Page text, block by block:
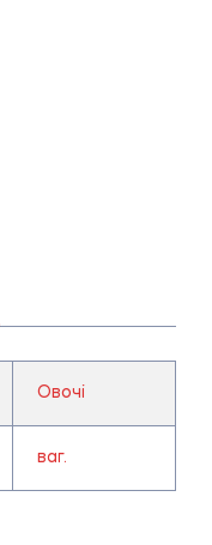
Овочі
ваг.